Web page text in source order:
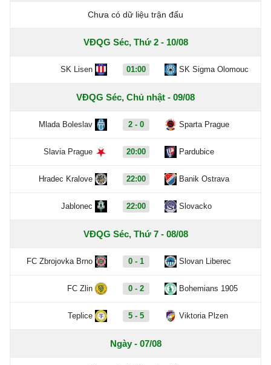
Chưa có dữ liệu trận đấu
VĐQG Séc, Thứ 2 - 10/08
SK Lisen 01:00 SK Sigma Olomouc
VĐQG Séc, Chủ nhật - 09/08
Mlada Boleslav 2 - 0 Sparta Prague
Slavia Prague 20:00 Pardubice
Hradec Kralove 22:00 Banik Ostrava
Jablonec 22:00 Slovacko
VĐQG Séc, Thứ 7 - 08/08
FC Zbrojovka Brno 0 - 1 Slovan Liberec
FC Zlin 0 - 2 Bohemians 1905
Teplice 5 - 5 Viktoria Plzen
Ngày - 07/08